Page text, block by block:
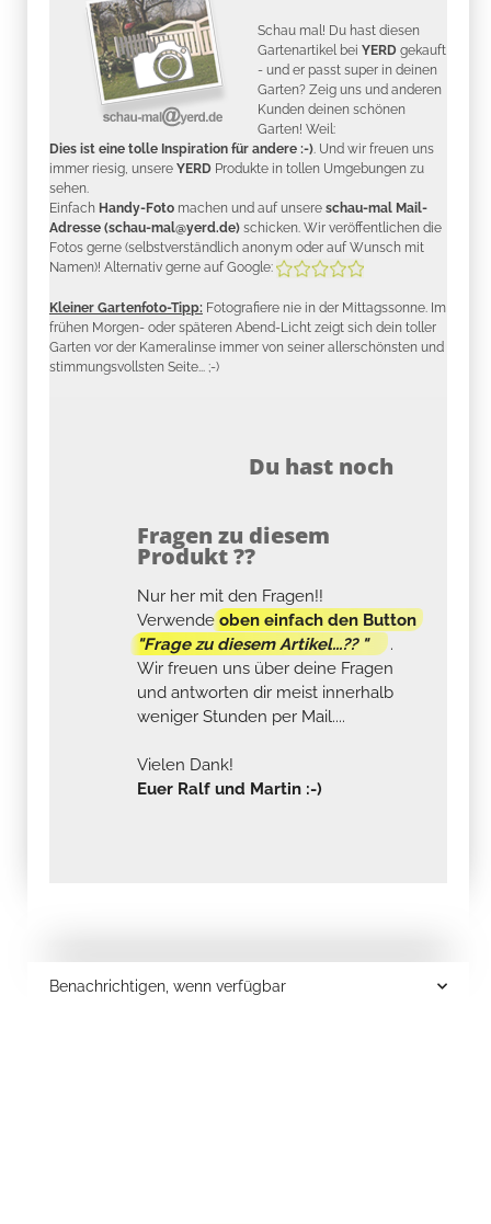
Schau mal! Du hast diesen
Gartenartikel bei YERD gekauft
- und er passt super in deinen
Garten? Zeig uns und anderen
Kunden deinen schönen
Garten! Weil:
Dies ist eine tolle Inspiration für andere :-) . Und wir freuen uns
immer riesig, unsere YERD Produkte in tollen Umgebungen zu
sehen.
Einfach Handy-Foto machen und auf unsere schau-mal Mail-
Adresse (schau-mal@yerd.de) schicken. Wir veröffentlichen die
Fotos gerne (selbstverständlich anonym oder auf Wunsch mit
Namen)! Alternativ gerne auf Google:
Kleiner Gartenfoto-Tipp: Fotografiere nie in der Mittagssonne. Im
frühen Morgen- oder späteren Abend-Licht zeigt sich dein toller
Garten vor der Kameralinse immer von seiner allerschönsten und
stimmungsvollsten Seite... ;-)
Du hast noch
Fragen zu diesem
Produkt ??
Nur her mit den Fragen!!
Verwendeoben einfach den Button
"Frage zu diesem Artikel...?? "
.
Wir freuen uns über deine Fragen
und antworten dir meist innerhalb
weniger Stunden per Mail....
Vielen Dank!
Euer Ralf und Martin :-)
Benachrichtigen, wenn verfügbar